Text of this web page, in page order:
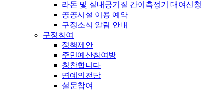
라돈 및 실내공기질 간이측정기 대여신청
공공시설 이용 예약
구정소식 알림 안내
구정참여
정책제안
주민예산참여방
칭찬합니다
명예의전당
설문참여